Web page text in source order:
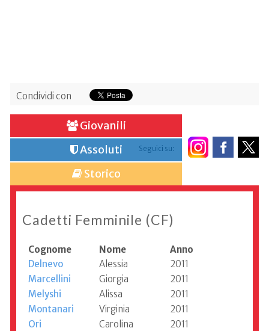
Condividi con
Seguici su:
Giovanili
Assoluti
Storico
Cadetti Femminile (CF)
Cognome Nome
Anno
Delnevo
Alessia
2011
Marcellini
Giorgia
2011
Melyshi
Alissa
2011
Montanari
Virginia
2011
Ori
Carolina
2011